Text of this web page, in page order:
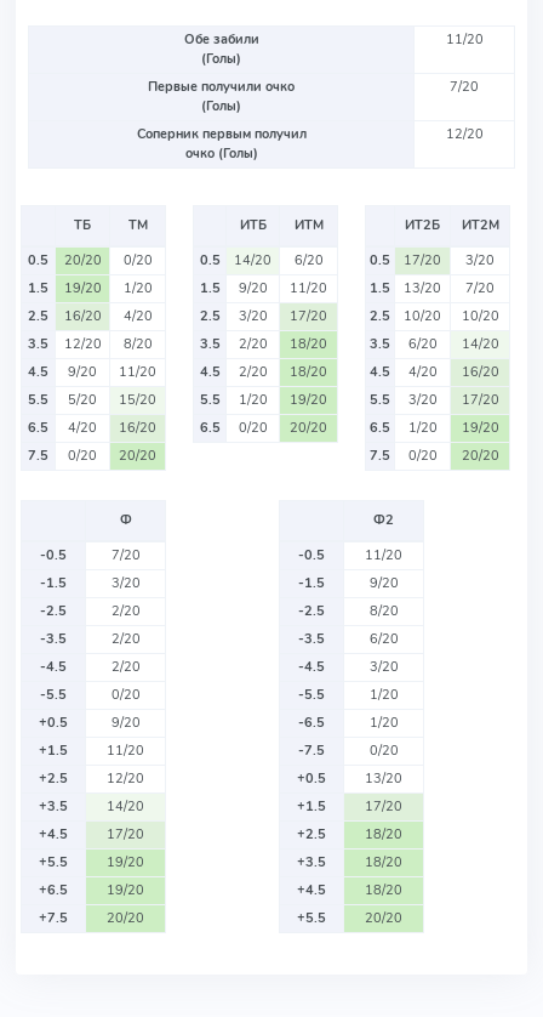
Обе забили
(Голы)
11/20
Первые получили очко
(Голы)
7/20
Соперник первым получил
очко (Голы)
12/20
ТБ
ТМ
0.5
20/20
0/20
1.5
19/20
1/20
2.5
16/20
4/20
3.5
12/20
8/20
4.5
9/20
11/20
5.5
5/20
15/20
6.5
4/20
16/20
7.5
0/20 20/20
ИТБ
ИТМ
0.5
14/20
6/20
1.5
9/20
11/20
2.5
3/20
17/20
3.5
2/20
18/20
4.5
2/20
18/20
5.5
1/20
19/20
6.5
0/20 20/20
ИТ2Б
ИТ2М
0.5
17/20
3/20
1.5
13/20
7/20
2.5
10/20
10/20
3.5
6/20
14/20
4.5
4/20
16/20
5.5
3/20
17/20
6.5
1/20
19/20
7.5
0/20 20/20
Ф
-0.5
7/20
-1.5
3/20
-2.5
2/20
-3.5
2/20
-4.5
2/20
-5.5
0/20
+0.5
9/20
+1.5
11/20
+2.5
12/20
+3.5
14/20
+4.5
17/20
+5.5
19/20
+6.5
19/20
+7.5
20/20
Ф2
-0.5
11/20
-1.5
9/20
-2.5
8/20
-3.5
6/20
-4.5
3/20
-5.5
1/20
-6.5
1/20
-7.5
0/20
+0.5
13/20
+1.5
17/20
+2.5
18/20
+3.5
18/20
+4.5
18/20
+5.5
20/20